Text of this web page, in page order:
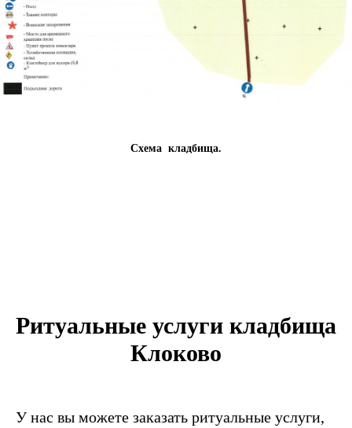
Схема кладбища.
Ритуальные услуги кладбища
Клоково
У нас вы можете заказать ритуальные услуги,